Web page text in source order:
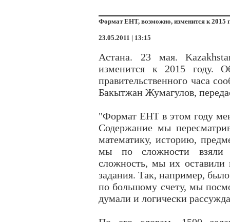
Формат ЕНТ, возможно, изменится к 2015
23.05.2011 | 13:15
Астана. 23 мая.
изменится к 2015 году.
правительственного часа
Бакытжан Жумагулов,
"Формат ЕНТ в этом году
Содержание мы
математику, историю,
мы по сложности взяли
сложность, мы их оставили
задания. Так, например,
по большому счету, мы
думали и логически